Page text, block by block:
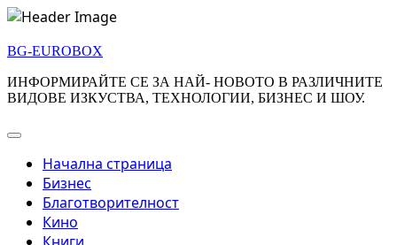
Skip
content
BG-EUROBOX
ИНФОРМИРАЙТЕ СЕ ЗА НАЙ- НОВОТО В РАЗЛИЧНИТЕ
ВИДОВЕ ИЗКУСТВА, ТЕХНОЛОГИИ, БИЗНЕС И ШОУ.
Начална страница
Бизнес
Благотворителност
Кино